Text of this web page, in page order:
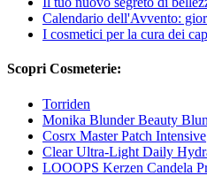
Calendario dell'Avvento:
I cosmetici per la cura dei
Scopri Cosmeterie:
Torriden
Monika Blunder Beauty
Cosrx Master Patch Intensive
Clear Ultra-Light Daily
LOOOPS Kerzen Candela